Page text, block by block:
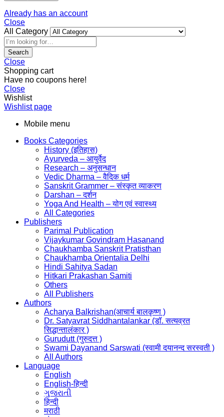
Already has an account
Close
All Category
Search
Close
Shopping cart
Have no coupons here!
Close
Wishlist
Wishlist page
Mobile menu
Books Categories
History (इतिहास)
Ayurveda – आयुर्वेद
Research – अनुसन्धान
Vedic Dharma – वैदिक धर्म
Sanskrit Grammer – संस्कृत व्याकरण
Darshan – दर्शन
Yoga And Health – योग एवं स्वास्थ्य
All Categories
Publishers
Parimal Publication
Vijaykumar Govindram Hasanand
Chaukhamba Sanskrit Pratisthan
Chaukhamba Orientalia Delhi
Hindi Sahitya Sadan
Hitkari Prakashan Samiti
Others
All Publishers
Authors
Acharya Balkrishan(आचार्य बालकृष्ण )
Dr. Satyavrat Siddhantalankar (डॉ. सत्यव्रत
सिद्धान्तालंकार )
Gurudutt (गुरुदत्त )
Swami Dayanand Sarswati (स्वामी दयानन्द सरस्वती )
All Authors
Language
English
English-हिन्दी
ગુજરાતી
हिन्दी
मराठी